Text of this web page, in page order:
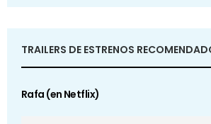
TRAILERS DE ESTRENOS
Rafa (en Netflix)